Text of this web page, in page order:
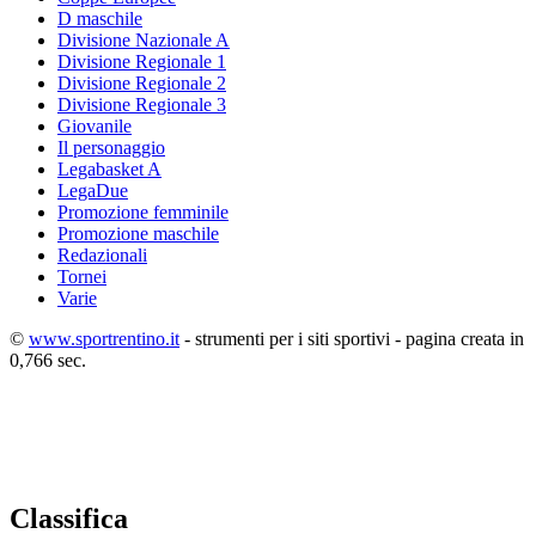
D maschile
Divisione Nazionale A
Divisione Regionale 1
Divisione Regionale 2
Divisione Regionale 3
Giovanile
Il personaggio
Legabasket A
LegaDue
Promozione femminile
Promozione maschile
Redazionali
Tornei
Varie
© www.sportrentino.it - strumenti per i siti sportivi - pagina creata in
0,766 sec.
Classifica